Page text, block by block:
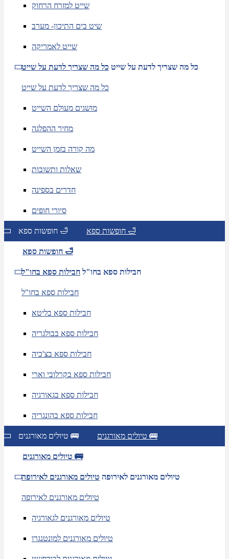
שייט למזרח הרחוק
שיט בים התיכון- מערב
שייט לאמריקה
כל מה שצריך לדעת על שייט כל מה שצריך לדעת על שייט
כל מה שצריך לדעת על שייט
מושגים מעולם השייט
מחיר ההפלגה
מה קורה בזמן השייט
שאלות ותשובות
חדרים בספינה
סיורי חופים
חופשות ספא 🛁 חופשות ספא 🛁
חופשות ספא 🛁
חבילות ספא בחו"ל חבילות ספא בחו"ל
חבילות ספא בחו"ל
חבילות ספא בליטא
חבילות ספא בבולגריה
חבילות ספא בצ'כיה
חבילות ספא בקרלובי וארי
חבילות ספא בגאורגיה
חבילות ספא בהונגריה
טיולים מאורגנים 🚌 טיולים מאורגנים 🚌
טיולים מאורגנים 🚌
טיולים מאורגנים לאירופה טיולים מאורגנים לאירופה
טיולים מאורגנים לאירופה
טיולים מאורגנים לגאורגיה
טיולים מאורגנים למונטנגרו